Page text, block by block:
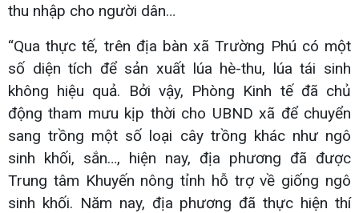
thu nhập cho người dân…
“Qua thực tế, trên địa bàn xã Trường Phú có một
số diện tích để sản xuất lúa hè-thu, lúa tái sinh
không hiệu quả. Bởi vậy, Phòng Kinh tế đã chủ
động tham mưu kịp thời cho UBND xã để chuyển
sang trồng một số loại cây trồng khác như ngô
sinh khối, sắn…, hiện nay, địa phương đã được
Trung tâm Khuyến nông tỉnh hỗ trợ về giống ngô
sinh khối. Năm nay, địa phương đã thực hiện thí